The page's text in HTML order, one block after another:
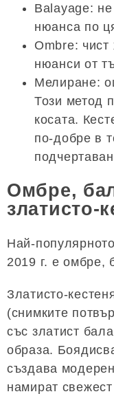
Balayage:
нюанса по
Ombre:
нюанси от
Мелиране:
Този метод
косата.
по-добре в
Омбре,
златисто-
Най-
2019 г. е омбре,
Златисто-
(снимките
със златист
образа.
създава
намират